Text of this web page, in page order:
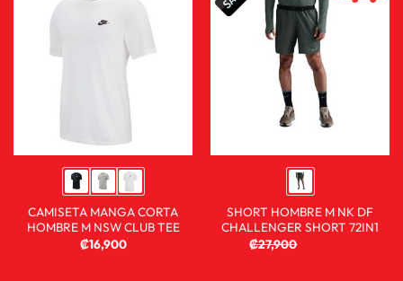
CAMISETA MANGA CORTA
HOMBRE M NSW CLUB TEE
₡16,900
SHORT HOMBRE M NK DF
CHALLENGER SHORT 72IN1
₡27,900